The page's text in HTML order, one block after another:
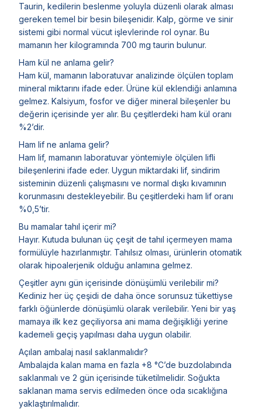
Taurin, kedilerin beslenme yoluyla düzenli olarak alması
gereken temel bir besin bileşenidir. Kalp, görme ve sinir
sistemi gibi normal vücut işlevlerinde rol oynar. Bu
mamanın her kilogramında 700 mg taurin bulunur.
Ham kül ne anlama gelir?
Ham kül, mamanın laboratuvar analizinde ölçülen toplam
mineral miktarını ifade eder. Ürüne kül eklendiği anlamına
gelmez. Kalsiyum, fosfor ve diğer mineral bileşenler bu
değerin içerisinde yer alır. Bu çeşitlerdeki ham kül oranı
%2’dir.
Ham lif ne anlama gelir?
Ham lif, mamanın laboratuvar yöntemiyle ölçülen lifli
bileşenlerini ifade eder. Uygun miktardaki lif, sindirim
sisteminin düzenli çalışmasını ve normal dışkı kıvamının
korunmasını destekleyebilir. Bu çeşitlerdeki ham lif oranı
%0,5’tir.
Bu mamalar tahıl içerir mi?
Hayır. Kutuda bulunan üç çeşit de tahıl içermeyen mama
formülüyle hazırlanmıştır. Tahılsız olması, ürünlerin otomatik
olarak hipoalerjenik olduğu anlamına gelmez.
Çeşitler aynı gün içerisinde dönüşümlü verilebilir mi?
Kediniz her üç çeşidi de daha önce sorunsuz tükettiyse
farklı öğünlerde dönüşümlü olarak verilebilir. Yeni bir yaş
mamaya ilk kez geçiliyorsa ani mama değişikliği yerine
kademeli geçiş yapılması daha uygun olabilir.
Açılan ambalaj nasıl saklanmalıdır?
Ambalajda kalan mama en fazla +8 °C’de buzdolabında
saklanmalı ve 2 gün içerisinde tüketilmelidir. Soğukta
saklanan mama servis edilmeden önce oda sıcaklığına
yaklaştırılmalıdır.